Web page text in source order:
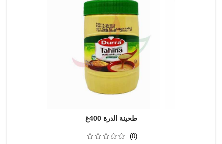
طحينة الدرة 400غ
(0)